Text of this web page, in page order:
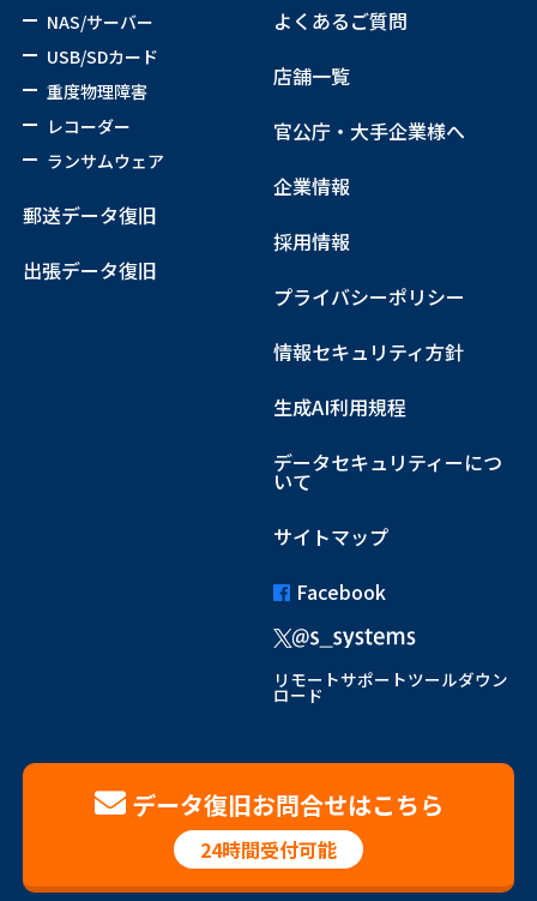
NAS/サーバー
USB/SDカード
重度物理障害
レコーダー
ランサムウェア
郵送データ復旧
出張データ復旧
よくあるご質問
店舗一覧
官公庁・大手企業様へ
企業情報
採用情報
プライバシーポリシー
情報セキュリティ方針
生成AI利用規程
データセキュリティーにつ
いて
サイトマップ
Facebook
リモートサポートツールダウン
ロード
データ復旧お問合せはこちら
24時間受付可能